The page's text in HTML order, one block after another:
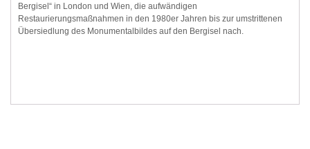
Bergisel“ in London und Wien, die aufwändigen
Restaurierungsmaßnahmen in den 1980er Jahren bis zur umstrittenen
Übersiedlung des Monumentalbildes auf den Bergisel nach.